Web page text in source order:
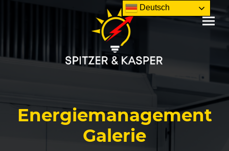
Energiemanagement
Galerie
Deutsch